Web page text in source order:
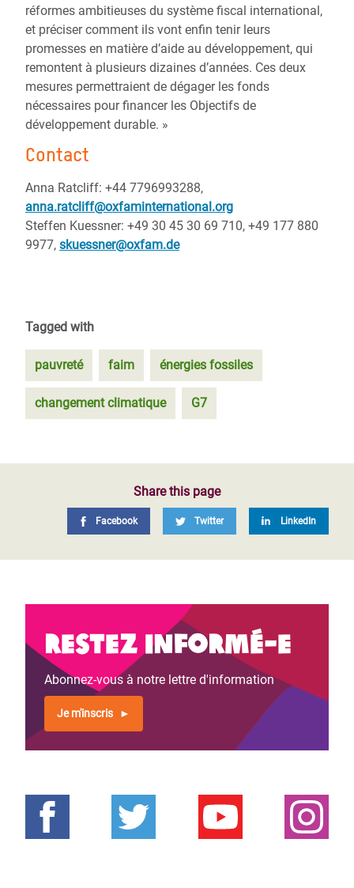
réformes ambitieuses du système fiscal international,
et préciser comment ils vont enfin tenir leurs
promesses en matière d’aide au développement, qui
remontent à plusieurs dizaines d’années. Ces deux
mesures permettraient de dégager les fonds
nécessaires pour financer les Objectifs de
développement durable. »
Contact
Anna Ratcliff: +44 7796993288,
anna.ratcliff@oxfaminternational.org
Steffen Kuessner: +49 30 45 30 69 710, +49 177 880
9977, skuessner@oxfam.de
Tagged with
pauvreté faim énergies fossiles
changement climatique G7
Share this page
Facebook Twitter LinkedIn
Restez informé-e
Abonnez-vous à notre lettre d'information
Je m'inscris